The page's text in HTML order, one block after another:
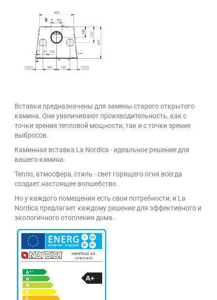
Вставки предназначены для замены старого открытого
камина. Они увеличивают производительность, как с
точки зрения тепловой мощности, так и с точки зрения
выбросов.
Каминная вставка La Nordica - идеальное решение для
вашего камина.
Тепло, атмосфера, стиль - свет горящего огня всегда
создает настоящее волшебство.
Но у каждого помещения есть свои потребности, и La
Nordica предлагает каждому решение для эффективного и
экологичного отопления дома.